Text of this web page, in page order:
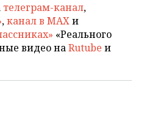
телеграм-канал,
,канал в MAXи
«Реального
видео наRutube и